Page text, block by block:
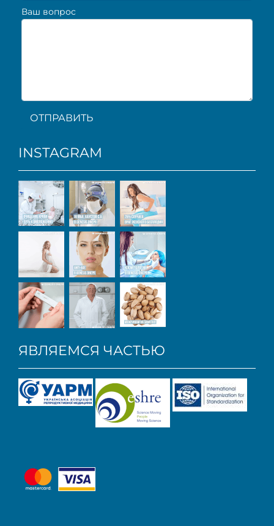
Ваш вопрос
ОТПРАВИТЬ
INSTAGRAM
ЯВЛЯЕМСЯ ЧАСТЬЮ